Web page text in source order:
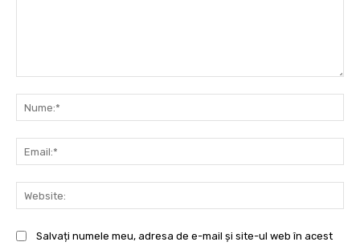
Salvați numele meu, adresa de e-mail și site-ul web în acest